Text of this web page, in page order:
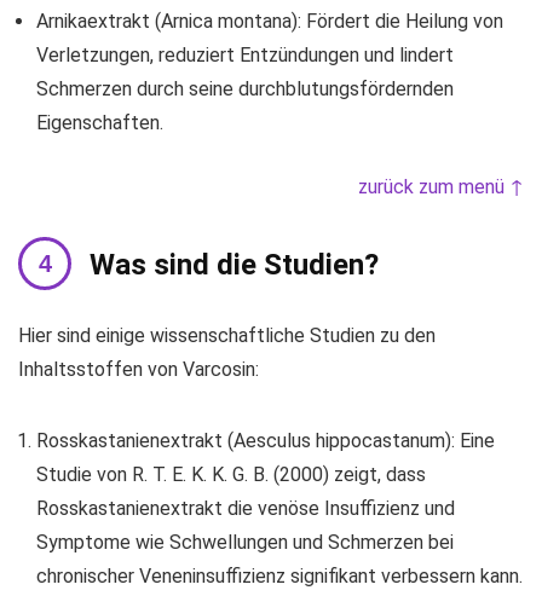
Arnikaextrakt (Arnica montana): Fördert die Heilung von
Verletzungen, reduziert Entzündungen und lindert
Schmerzen durch seine durchblutungsfördernden
Eigenschaften.
zurück zum menü ↑
Was sind die Studien?
Hier sind einige wissenschaftliche Studien zu den
Inhaltsstoffen von Varcosin:
Rosskastanienextrakt (Aesculus hippocastanum): Eine
Studie von R. T. E. K. K. G. B. (2000) zeigt, dass
Rosskastanienextrakt die venöse Insuffizienz und
Symptome wie Schwellungen und Schmerzen bei
chronischer Veneninsuffizienz signifikant verbessern kann.